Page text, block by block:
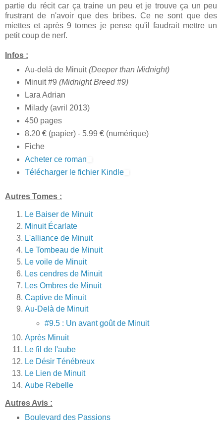
partie du récit car ça traine un peu et je trouve ça un peu
frustrant de n'avoir que des bribes. Ce ne sont que des
miettes et après 9 tomes je pense qu'il faudrait mettre un
petit coup de nerf.
Infos :
Au-delà de Minuit(Deeper than Midnight)
Minuit #9 (Midnight Breed #9)
Lara Adrian
Milady (avril 2013)
450 pages
8.20 € (papier) - 5.99 € (numérique)
Fiche
Acheter ce roman
Télécharger le fichier Kindle
Autres Tomes :
Le Baiser de Minuit
Minuit Écarlate
L'alliance de Minuit
Le Tombeau de Minuit
Le voile de Minuit
Les cendres de Minuit
Les Ombres de Minuit
Captive de Minuit
Au-Delà de Minuit
#9.5 : Un avant goût de Minuit
Après Minuit
Le fil de l'aube
Le Désir Ténébreux
Le Lien de Minuit
Aube Rebelle
Autres Avis :
Boulevard des Passions